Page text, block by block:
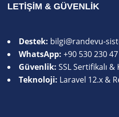
LETIŞIM & GÜVENLIK
Destek: bilgi@randevu-
WhatsApp: +90 530 230
Güvenlik: SSL Sertifikalı
Teknoloji: Laravel 12.x &